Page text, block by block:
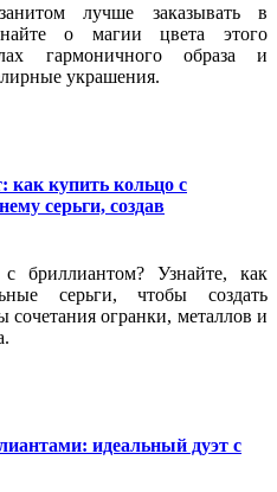
лучше заказывать в
о магии цвета этого
гармоничного образа и
украшения.
купить кольцо с
серьги, создав
бриллиантом? Узнайте, как
серьги, чтобы создать
огранки, металлов и
идеальный дуэт с